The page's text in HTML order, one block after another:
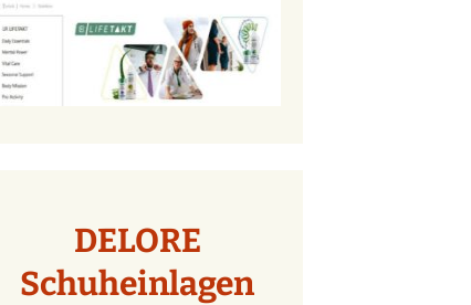
DELORE
Schuheinlagen